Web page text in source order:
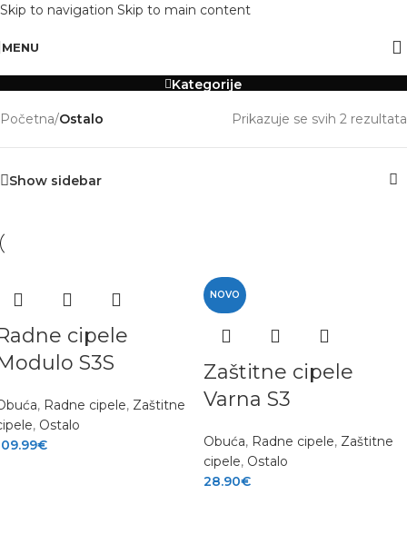
Skip to navigation Skip to main content
OBAVIJEST: Maloprodaja je zatvorena od 10.12. -13.12.2025 radi inventure.
MENU
Kategorije
Početna/Ostalo Prikazuje se svih 2 rezultata
Show sidebar
cipele
S3S
, Radne cipele, Zaštitne
, Ostalo
€
NOVO
Zaštitne cipele
Varna S3
Obuća, Radne cipele, Zaštitne
cipele, Ostalo
28.90€